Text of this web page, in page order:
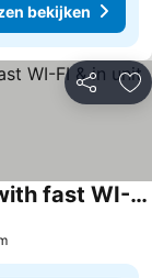
bekijken
Delen
Massive 2-bedroom lower unit with fast WI-FI & in unit washer/dryer